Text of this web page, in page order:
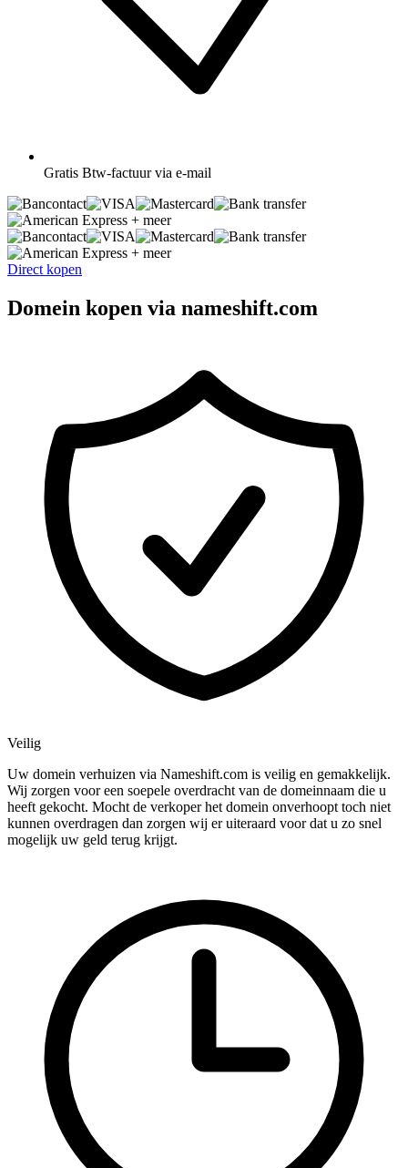
Gratis Btw-factuur via e-mail
+ meer
+ meer
Direct kopen
Domein kopen via nameshift.com
Veilig
Uw domein verhuizen via Nameshift.com is veilig en gemakkelijk.
Wij zorgen voor een soepele overdracht van de domeinnaam die u
heeft gekocht. Mocht de verkoper het domein onverhoopt toch niet
kunnen overdragen dan zorgen wij er uiteraard voor dat u zo snel
mogelijk uw geld terug krijgt.